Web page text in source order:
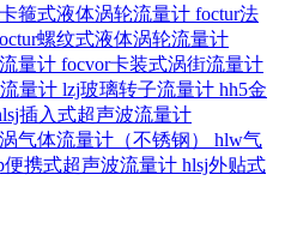
箍式液体涡轮流量计 foctur法
螺纹式液体涡轮流量计
量计 focvor卡装式涡街流量计
量计 lzj玻璃转子流量计 hh5金
插入式超声波流量计
气体流量计（不锈钢） hlw气
便携式超声波流量计 hlsj外贴式